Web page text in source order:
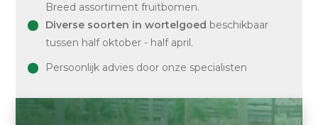
Breed assortiment fruitbomen.
Diverse soorten in wortelgoed beschikbaar
tussen half oktober - half april.
Persoonlijk advies door onze specialisten